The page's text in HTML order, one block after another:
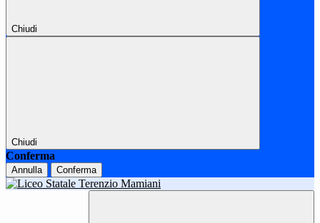
Chiudi
Chiudi
Conferma
Annulla Conferma